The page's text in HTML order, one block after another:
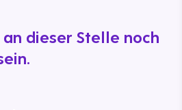
an dieser Stelle noch